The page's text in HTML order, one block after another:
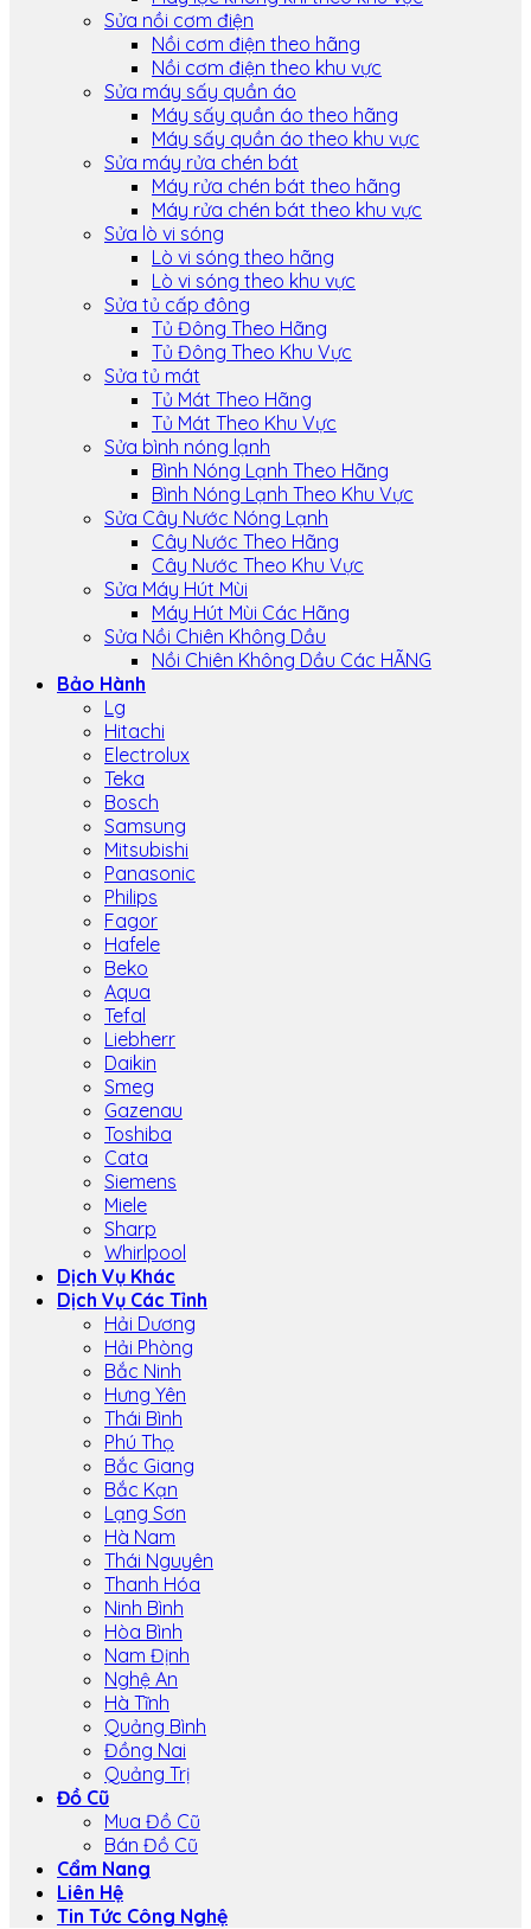
Sửa nồi cơm điện
Nồi cơm điện theo hãng
Nồi cơm điện theo khu vực
Sửa máy sấy quần áo
Máy sấy quần áo theo hãng
Máy sấy quần áo theo khu vực
Sửa máy rửa chén bát
Máy rửa chén bát theo hãng
Máy rửa chén bát theo khu vực
Sửa lò vi sóng
Lò vi sóng theo hãng
Lò vi sóng theo khu vực
Sửa tủ cấp đông
Tủ Đông Theo Hãng
Tủ Đông Theo Khu Vực
Sửa tủ mát
Tủ Mát Theo Hãng
Tủ Mát Theo Khu Vực
Sửa bình nóng lạnh
Bình Nóng Lạnh Theo Hãng
Bình Nóng Lạnh Theo Khu Vực
Sửa Cây Nước Nóng Lạnh
Cây Nước Theo Hãng
Cây Nước Theo Khu Vực
Sửa Máy Hút Mùi
Máy Hút Mùi Các Hãng
Sửa Nồi Chiên Không Dầu
Nồi Chiên Không Dầu Các HÃNG
Bảo Hành
Lg
Hitachi
Electrolux
Teka
Bosch
Samsung
Mitsubishi
Panasonic
Philips
Fagor
Hafele
Beko
Aqua
Tefal
Liebherr
Daikin
Smeg
Gazenau
Toshiba
Cata
Siemens
Miele
Sharp
Whirlpool
Dịch Vụ Khác
Dịch Vụ Các Tỉnh
Hải Dương
Hải Phòng
Bắc Ninh
Hưng Yên
Thái Bình
Phú Thọ
Bắc Giang
Bắc Kạn
Lạng Sơn
Hà Nam
Thái Nguyên
Thanh Hóa
Ninh Bình
Hòa Bình
Nam Định
Nghệ An
Hà Tĩnh
Quảng Bình
Đồng Nai
Quảng Trị
Đồ Cũ
Mua Đồ Cũ
Bán Đồ Cũ
Cẩm Nang
Liên Hệ
Tin Tức Công Nghệ